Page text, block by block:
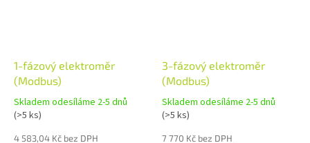
1-fázový elektroměr
(Modbus)
Skladem odesíláme 2-5 dnů
(>5 ks)
4 583,04 Kč bez DPH
3-fázový elektroměr
(Modbus)
Skladem odesíláme 2-5 dnů
(>5 ks)
7 770 Kč bez DPH